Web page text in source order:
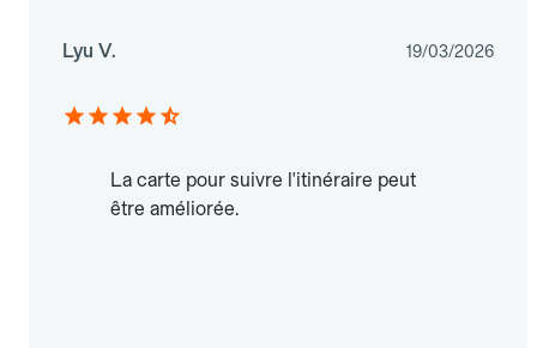
Lyu V. 19/03/2026
La carte pour suivre l'itinéraire peut
être améliorée.